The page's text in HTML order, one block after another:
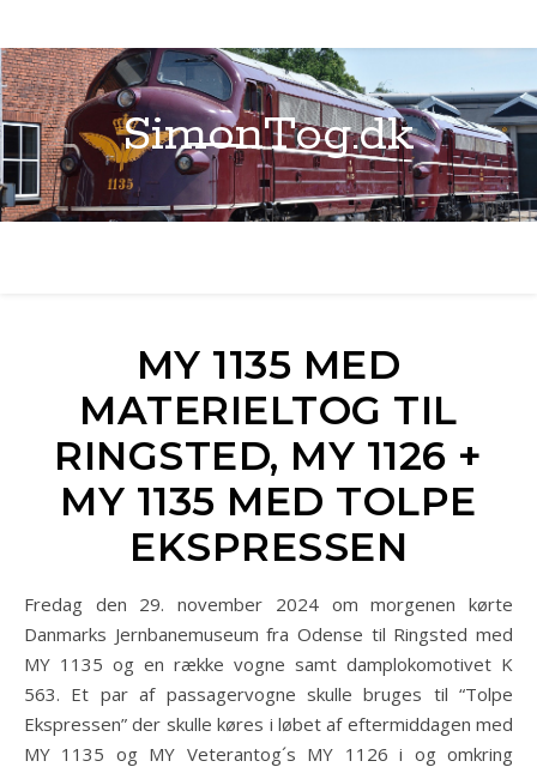
SimonTog.dk
MY 1135 MED
MATERIELTOG TIL
RINGSTED, MY 1126 +
MY 1135 MED TOLPE
EKSPRESSEN
Fredag den 29. november 2024 om morgenen kørte
Danmarks Jernbanemuseum fra Odense til Ringsted med
MY 1135 og en række vogne samt damplokomotivet K
563. Et par af passagervogne skulle bruges til “Tolpe
Ekspressen” der skulle køres i løbet af eftermiddagen med
MY 1135 og MY Veterantog´s MY 1126 i og omkring